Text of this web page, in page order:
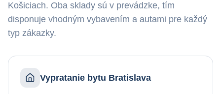
Košiciach. Oba sklady sú v prevádzke, tím
disponuje vhodným vybavením a autami pre každý
typ zákazky.
Vypratanie bytu Bratislava